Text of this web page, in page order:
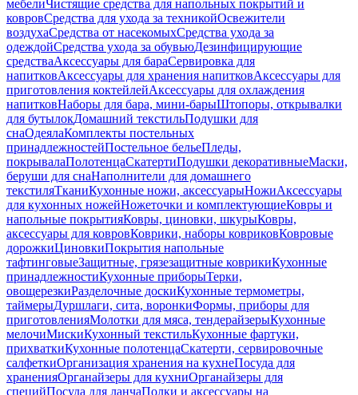
мебелиЧистящие средства для напольных покрытий и
ковровСредства для ухода за техникойОсвежители
воздухаСредства от насекомыхСредства ухода за
одеждойСредства ухода за обувьюДезинфицирующие
средстваАксессуары для бараСервировка для
напитковАксессуары для хранения напитковАксессуары для
приготовления коктейлейАксессуары для охлаждения
напитковНаборы для бара, мини-барыШтопоры, открывалки
для бутылокДомашний текстильПодушки для
снаОдеялаКомплекты постельных
принадлежностейПостельное бельеПледы,
покрывалаПолотенцаСкатертиПодушки декоративныеМаски,
беруши для снаНаполнители для домашнего
текстиляТканиКухонные ножи, аксессуарыНожиАксессуары
для кухонных ножейНожеточки и комплектующиеКовры и
напольные покрытияКовры, циновки, шкурыКовры,
аксессуары для ковровКоврики, наборы ковриковКовровые
дорожкиЦиновкиПокрытия напольные
тафтинговыеЗащитные, грязезащитные коврикиКухонные
принадлежностиКухонные приборыТерки,
овощерезкиРазделочные доскиКухонные термометры,
таймерыДуршлаги, сита, воронкиФормы, приборы для
приготовленияМолотки для мяса, тендерайзерыКухонные
мелочиМискиКухонный текстильКухонные фартуки,
прихваткиКухонные полотенцаСкатерти, сервировочные
салфеткиОрганизация хранения на кухнеПосуда для
храненияОрганайзеры для кухниОрганайзеры для
специйПосуда для ланчаПолки и аксессуары на